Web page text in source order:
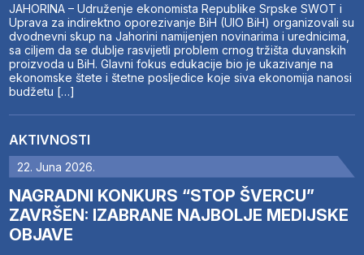
JAHORINA – Udruženje ekonomista Republike Srpske SWOT i
Uprava za indirektno oporezivanje BiH (UIO BiH) organizovali su
dvodnevni skup na Jahorini namijenjen novinarima i urednicima,
sa ciljem da se dublje rasvijetli problem crnog tržišta duvanskih
proizvoda u BiH. Glavni fokus edukacije bio je ukazivanje na
ekonomske štete i štetne posljedice koje siva ekonomija nanosi
budžetu […]
AKTIVNOSTI
22. Juna 2026.
NAGRADNI KONKURS “STOP ŠVERCU”
ZAVRŠEN: IZABRANE NAJBOLJE MEDIJSKE
OBJAVE